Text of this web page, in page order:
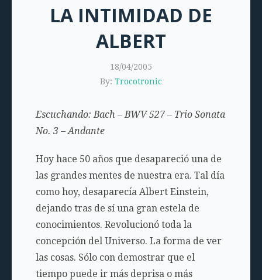
LA INTIMIDAD DE
ALBERT
18/04/2005
By: Trocotronic
Escuchando: Bach – BWV 527 – Trio Sonata
No. 3 – Andante
Hoy hace 50 años que desapareció una de
las grandes mentes de nuestra era. Tal día
como hoy, desaparecía Albert Einstein,
dejando tras de sí una gran estela de
conocimientos. Revolucionó toda la
concepción del Universo. La forma de ver
las cosas. Sólo con demostrar que el
tiempo puede ir más deprisa o más